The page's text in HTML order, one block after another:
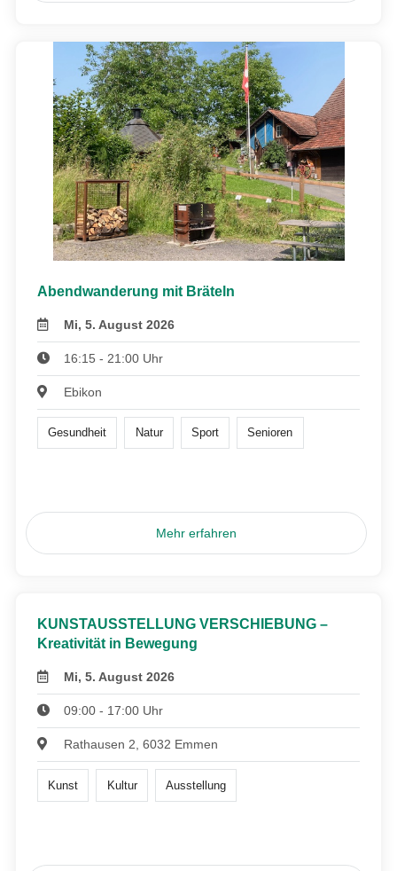
Abendwanderung mit Bräteln
Mi, 5. August 2026
16:15 - 21:00 Uhr
Ebikon
Gesundheit Natur Sport Senioren
Mehr erfahren
KUNSTAUSSTELLUNG VERSCHIEBUNG –
Kreativität in Bewegung
Mi, 5. August 2026
09:00 - 17:00 Uhr
Rathausen 2, 6032 Emmen
Kunst Kultur Ausstellung